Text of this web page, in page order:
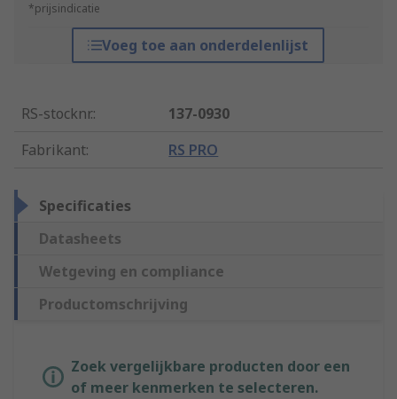
*prijsindicatie
Voeg toe aan onderdelenlijst
RS-stocknr.:
137-0930
Fabrikant: RS PRO
Specificaties
Datasheets
Wetgeving en compliance
Productomschrijving
Zoek vergelijkbare producten door een
of meer kenmerken te selecteren.